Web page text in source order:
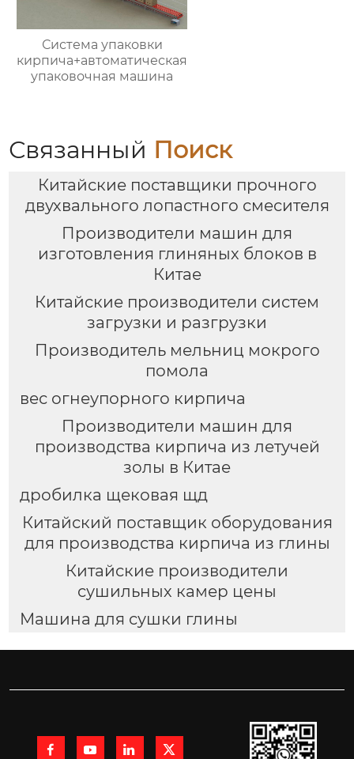
Система упаковки
кирпича+автоматическая
упаковочная машина
Связанный Поиск
Китайские поставщики прочного
двухвального лопастного смесителя
Производители машин для
изготовления глиняных блоков в
Китае
Китайские производители систем
загрузки и разгрузки
Производитель мельниц мокрого
помола
вес огнеупорного кирпича
Производители машин для
производства кирпича из летучей
золы в Китае
дробилка щековая щд
Китайский поставщик оборудования
для производства кирпича из глины
Китайские производители
сушильных камер цены
Машина для сушки глины
   